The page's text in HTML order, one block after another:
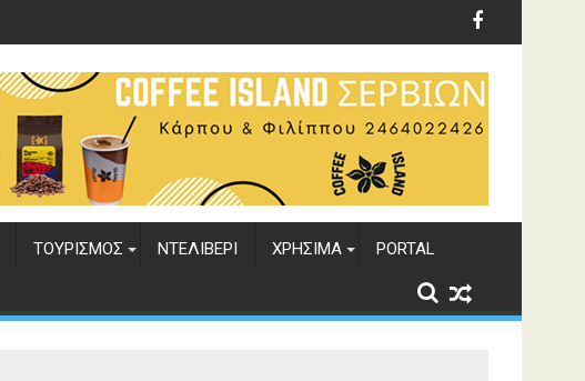
ΤΟΥΡΙΣΜΟΣ ΝΤΕΛΙΒΕΡΙ ΧΡΗΣΙΜΑ PORTAL